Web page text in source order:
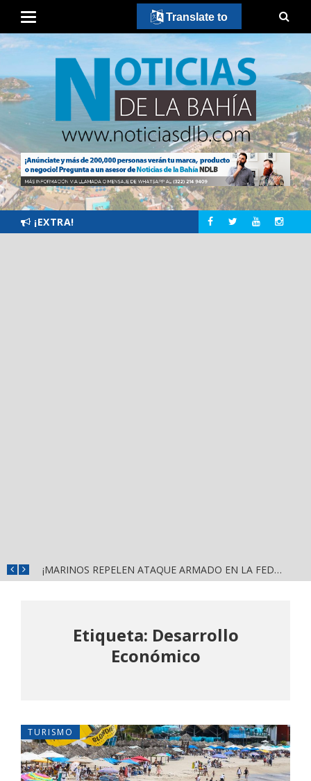
¡EXTRA!
¡MARINOS REPELEN ATAQUE ARMADO EN LA FEDERAL 200; PERDIERON LOS AGRESORES!
Etiqueta: Desarrollo
Económico
TURISMO
Translate to